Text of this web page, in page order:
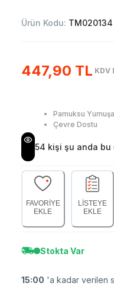
Ürün Kodu: TM020134
447,90 TL KDV
Pamuksu
Çevre Dostu
54 kişi şu anda bu
FAVORİYE
EKLE
LİSTEYE
EKLE
Stokta Var
15:00 'a kadar verilen